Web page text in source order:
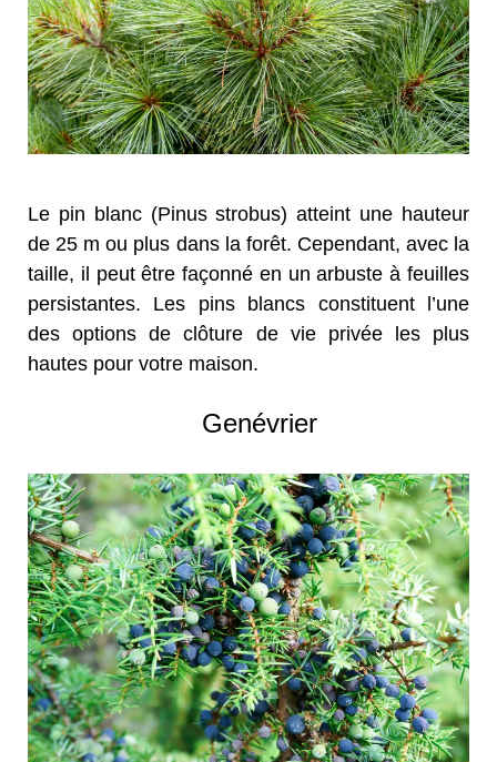
Le pin blanc (Pinus strobus) atteint une hauteur
de 25 m ou plus dans la forêt. Cependant, avec la
taille, il peut être façonné en un arbuste à feuilles
persistantes. Les pins blancs constituent l’une
des options de clôture de vie privée les plus
hautes pour votre maison.
Genévrier